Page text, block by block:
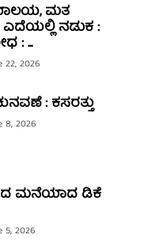
ಮತ
ನಡುಕ :
: ...
22, 2026
: ಕಸರತ್ತು
8, 2026
ಮನೆಯಾದ ಡಿಕೆ
5, 2026